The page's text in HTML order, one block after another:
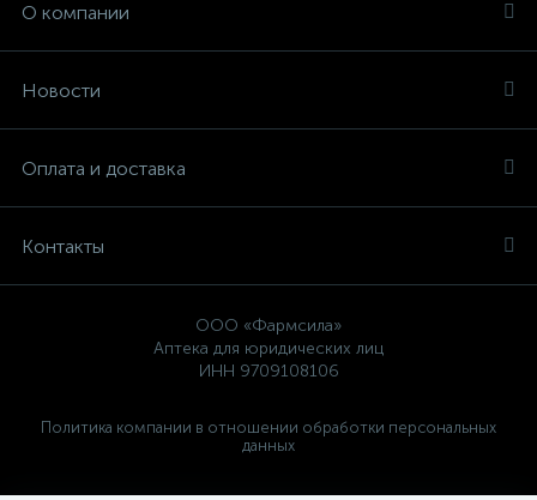
О компании
Новости
Оплата и доставка
Контакты
ООО «Фармсила»
Аптека для юридических лиц
ИНН 9709108106
Политика компании в отношении обработки персональных
данных